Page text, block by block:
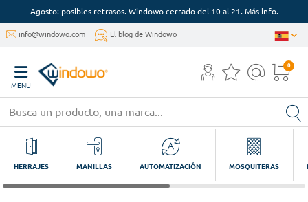
Agosto: posibles retrasos. Windowo cerrado del 10 al 21. Más info.
info@windowo.com El blog de Windowo
MENU
0
HERRAJES MANILLAS AUTOMATIZACIÓN MOSQUITERAS